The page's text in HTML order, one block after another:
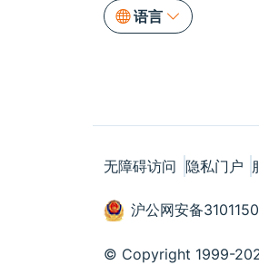
语言
无障碍访问 隐私门户
沪公网安备
© Copyright 1999-